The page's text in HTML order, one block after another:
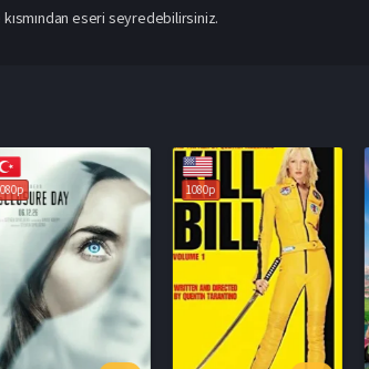
eseri seyredebilirsiniz.
1080p